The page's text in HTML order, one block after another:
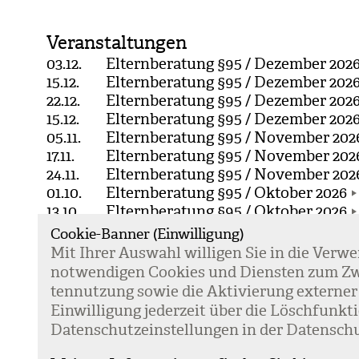
Cookie-Banner (Einwilligung)
Mit Ihrer Aus­wahl wil­li­gen Sie in die
not­wen­di­gen Coo­kies und Diens­ten zum
ten­nut­zung sowie die Akti­vie­rung
Ein­wil­li­gung jeder­zeit über die
Daten­schutz­ein­stel­lun­gen in der
Veranstaltungen
03.12.
Elternberatung §95 / Dezember
15.12.
Elternberatung §95 / Dezember
22.12.
Elternberatung §95 / Dezember
15.12.
Elternberatung §95 / Dezember
05.11.
Elternberatung §95 / November
17.11.
Elternberatung §95 / November
24.11.
Elternberatung §95 / November
01.10.
Elternberatung §95 / Oktober 2026
13.10.
Elternberatung §95 / Oktober 2026
20.10.
Elternberatung §95 / Oktober 2026
20.10.
Elternberatung §95 / Oktober 2026
10.09.
Elternberatung §95 / September
15.09.
Elternberatung §95 / September
22.09.
Elternberatung §95 / September
08.09.
Elternberatung §95 / September